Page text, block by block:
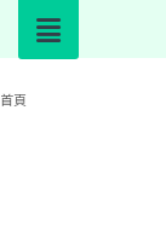
首頁